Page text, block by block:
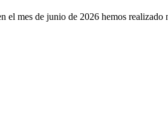
el mes de junio de 2026 hemos